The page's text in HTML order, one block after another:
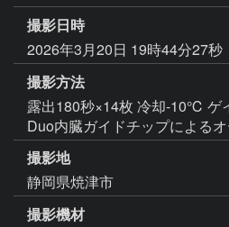
撮影日時
2026年3月20日 19時44分27秒
撮影方法
露出180秒×14枚 冷却-10℃ ゲ
Duo内臓ガイドチップによる
撮影地
静岡県焼津市
撮影機材